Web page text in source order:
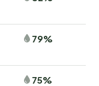
79%
75%